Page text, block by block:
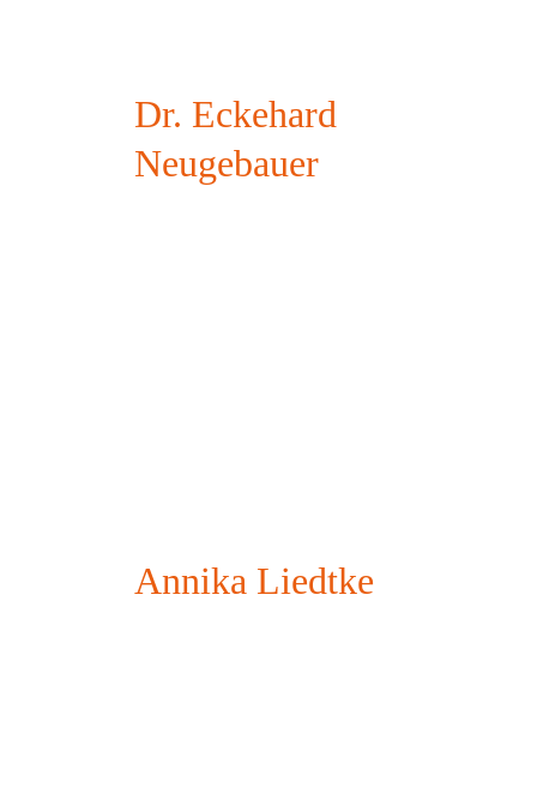
Dr. Eckehard
Neugebauer
Annika Liedtke